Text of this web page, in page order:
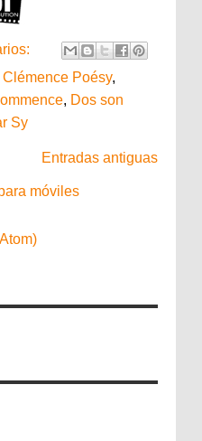
Clémence Poésy,
, Dos son
Sy
Entradas antiguas
móviles